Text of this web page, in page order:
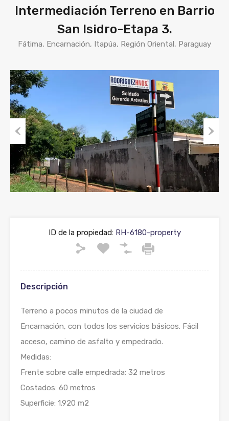
Intermediación Terreno en Barrio
San Isidro-Etapa 3.
Fátima, Encarnación, Itapúa, Región Oriental, Paraguay
Previous Next
ID de la propiedad:RH-6180-property
Descripción
Terreno a pocos minutos de la ciudad de
Encarnación, con todos los servicios básicos. Fácil
acceso, camino de asfalto y empedrado.
Medidas:
Frente sobre calle empedrada: 32 metros
Costados: 60 metros
Superficie: 1.920 m2